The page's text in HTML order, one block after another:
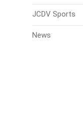
JCDV Sports
News